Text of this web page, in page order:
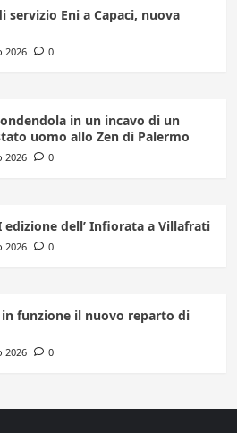
servizio Eni a Capaci, nuova
2026 0
in un incavo di un
uomo allo Zen di Palermo
2026 0
edizione dell’ Infiorata a Villafrati
2026 0
funzione il nuovo reparto di
2026 0